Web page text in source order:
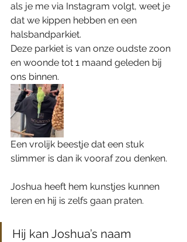
als je me via Instagram volgt, weet je
dat we kippen hebben en een
halsbandparkiet.
Deze parkiet is van onze oudste zoon
en woonde tot 1 maand geleden bij
ons binnen.
Een vrolijk beestje dat een stuk
slimmer is dan ik vooraf zou denken.
Joshua heeft hem kunstjes kunnen
leren en hij is zelfs gaan praten.
Hij kan Joshua’s naam